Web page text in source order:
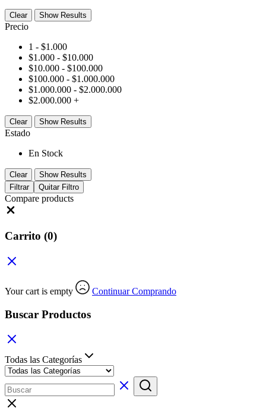
Clear Show Results
Precio
1 - $1.000
$1.000 - $10.000
$10.000 - $100.000
$100.000 - $1.000.000
$1.000.000 - $2.000.000
$2.000.000 +
Clear Show Results
Estado
En Stock
Clear
Show Results
Filtrar
Quitar Filtro
Compare products
Carrito (0)
Your cart is empty Continuar Comprando
Buscar Productos
Todas las Categorías